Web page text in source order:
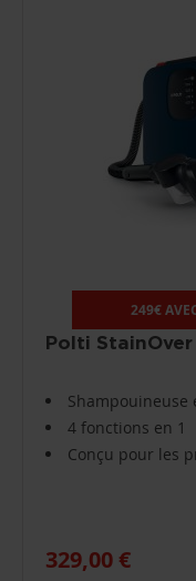
249€
Polti StainOver
Shampouineuse
4 fonctions en 1
Conçu pour les
329,00 €